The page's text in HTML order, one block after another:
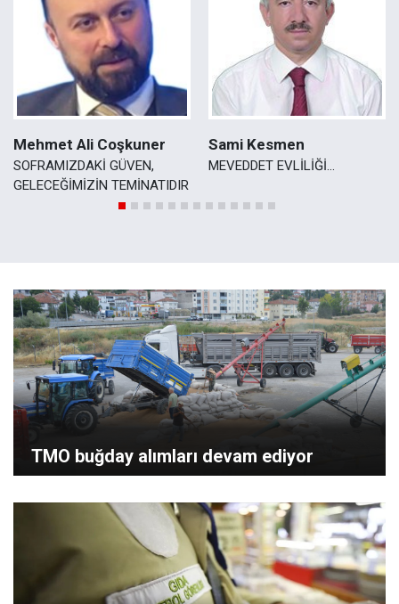
Mehmet Ali Coşkuner
SOFRAMIZDAKİ GÜVEN,
GELECEĞİMİZİN TEMİNATIDIR
Sami Kesmen
MEVEDDET EVLİLİĞİ...
TMO buğday alımları devam ediyor